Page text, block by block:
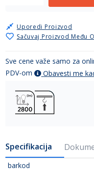
Sačuvaj Proizvod Među
Uporedi Proizvod
Sve cene važe samo za
PDV-om
Obavesti me
Specifikacija
barkod